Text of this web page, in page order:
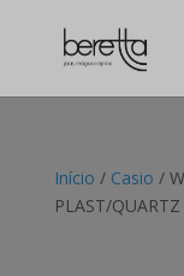
Início / Casio /
PLAST/